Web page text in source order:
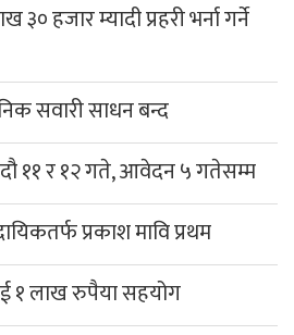
३० हजार म्यादी प्रहरी भर्ना गर्ने
सवारी साधन बन्द
११ र १२ गते, आवेदन ५ गतेसम्म
प्रकाश मावि प्रथम
१ लाख रुपैया सहयोग